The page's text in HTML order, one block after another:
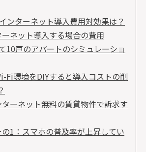
ンターネット導入費用対効果は？
ネット導入する場合の費用
10戸のアパートのシミュレーショ
Fi環境をDIYすると導入コストの削
ーネット無料の賃貸物件で訴求す
1：スマホの普及率が上昇してい